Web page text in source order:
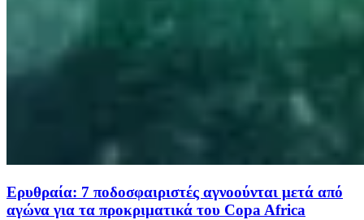
Ερυθραία: 7 ποδοσφαιριστές αγνοούνται μετά από
αγώνα για τα προκριματικά του Copa Africa